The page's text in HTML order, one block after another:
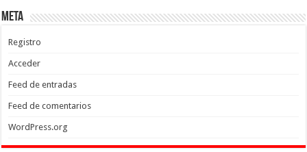
Meta
Registro
Acceder
Feed de entradas
Feed de comentarios
WordPress.org